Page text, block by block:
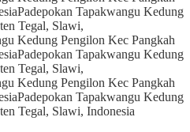
Padepokan Tapakwangu Kedung
Tegal, Slawi,
Kedung Pengilon Kec Pangkah
Padepokan Tapakwangu Kedung
Tegal, Slawi,
Kedung Pengilon Kec Pangkah
Padepokan Tapakwangu Kedung
Tegal, Slawi, Indonesia